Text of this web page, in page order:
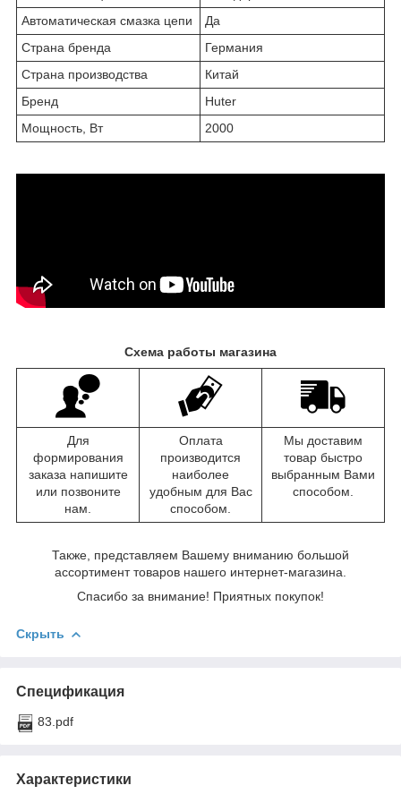
Автоматическая смазка цепи
Да
Страна бренда
Германия
Страна производства
Китай
Бренд
Huter
Мощность, Вт
2000
Схема работы магазина
Для
формирования
заказа напишите
или позвоните
нам.
Оплата
производится
наиболее
удобным для Вас
способом.
Мы доставим
товар быстро
выбранным Вами
способом.
Также, представляем Вашему вниманию большой
ассортимент товаров нашего интернет-магазина.
Спасибо за внимание! Приятных покупок!
Скрыть
Спецификация
83.pdf
Характеристики